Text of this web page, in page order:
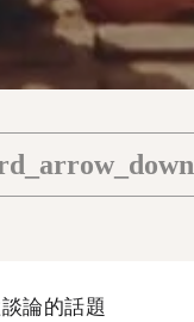
論的話題